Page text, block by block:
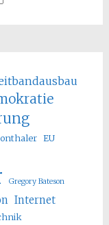
EU
Gregory Bateson
Internet